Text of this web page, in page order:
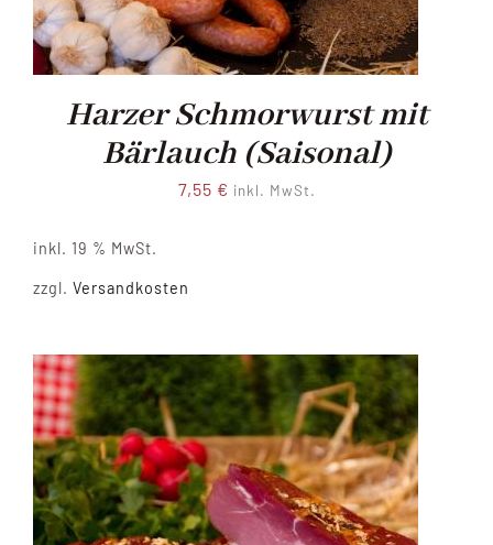
Harzer Schmorwurst mit
Bärlauch (Saisonal)
7,55 € inkl. MwSt.
inkl. 19 % MwSt.
zzgl. Versandkosten